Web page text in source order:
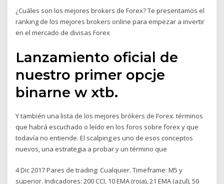
¿Cuáles son los mejores brokers de Forex? Te presentamos el
ranking de los mejores brokers online para empezar a invertir
en el mercado de divisas Forex
Lanzamiento oficial de
nuestro primer opcje
binarne w xtb.
Y también una lista de los mejores brókers de Forex. términos
que habrá escuchado o leído en los foros sobre forex y que
todavía no entiende. El scalping es uno de esos conceptos
nuevos, una estrategia a probar y un término que
4 Dic 2017 Pares de trading: Cualquier. Timeframe: M5 y
superior. Indicadores: 200 CCI, 10 EMA (roja), 21 EMA (azul), 50